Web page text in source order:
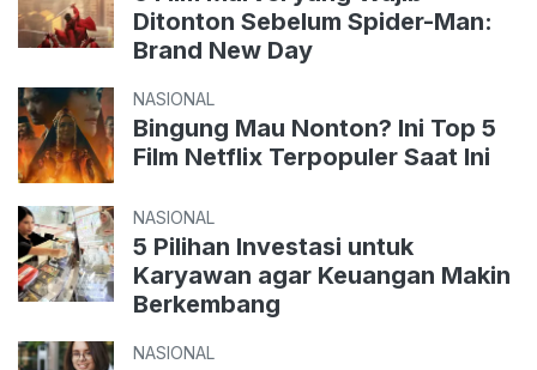
Ditonton Sebelum Spider-Man:
Brand New Day
NASIONAL
Bingung Mau Nonton? Ini Top 5
Film Netflix Terpopuler Saat Ini
NASIONAL
5 Pilihan Investasi untuk
Karyawan agar Keuangan Makin
Berkembang
NASIONAL